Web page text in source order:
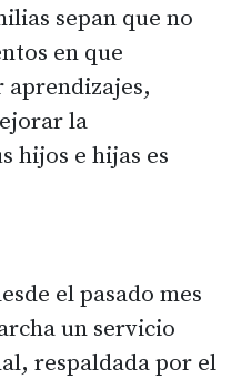
sepan que no
en que
la
hijos e hijas es
el pasado mes
un servicio
respaldada por el